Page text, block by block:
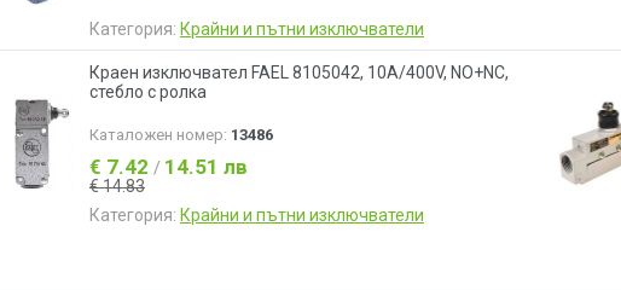
Категория: Крайни и пътни изключватели
Краен изключвател FAEL 8105042, 10A/400V, NO+NC,
стебло с ролка
Каталожен номер: 13486
€ 7.42 / 14.51 лв
€ 14.83
Категория: Крайни и пътни изключватели